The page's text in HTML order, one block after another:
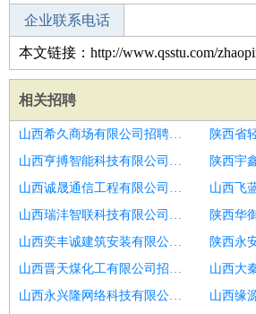
企业联系电话
本文链接：http://www.qsstu.com/
相关招聘
山西希久商场有限公司招聘收银员
山西亨搏智能科技有限公司招聘收银员
山西诚晟通信工程有限公司招聘收银员
山西瑞沣智联科技有限公司招聘收银员
山西奕丰诚建筑安装有限公司招聘淄博市招聘收银员6
山西晋天煤化工有限公司招聘蛋糕店收银员包
山西永兴隆网络科技有限公司招聘收银员